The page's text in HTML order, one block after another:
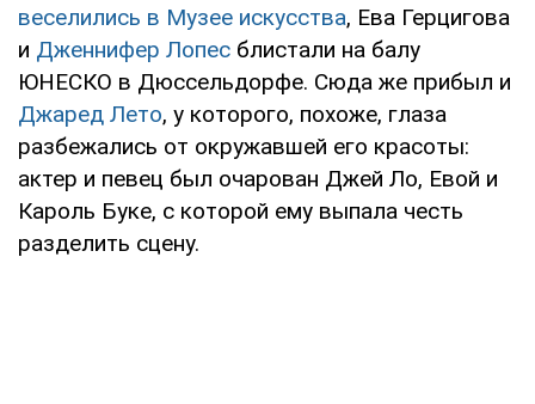
веселились в Музее искусства, Ева Герцигова
и Дженнифер Лопес блистали на балу
ЮНЕСКО в Дюссельдорфе. Сюда же прибыл и
Джаред Лето, у которого, похоже, глаза
разбежались от окружавшей его красоты:
актер и певец был очарован Джей Ло, Евой и
Кароль Буке, с которой ему выпала честь
разделить сцену.